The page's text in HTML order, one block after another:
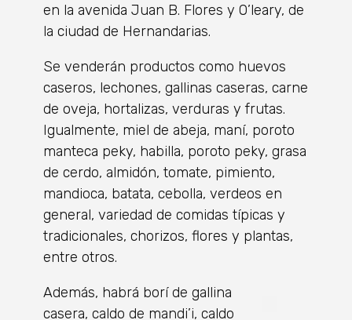
en la avenida Juan B. Flores y O’leary, de
la ciudad de Hernandarias.
Se venderán productos como huevos
caseros, lechones, gallinas caseras, carne
de oveja, hortalizas, verduras y frutas.
Igualmente, miel de abeja, maní, poroto
manteca peky, habilla, poroto peky, grasa
de cerdo, almidón, tomate, pimiento,
mandioca, batata, cebolla, verdeos en
general, variedad de comidas típicas y
tradicionales, chorizos, flores y plantas,
entre otros.
Además, habrá borí de gallina
casera, caldo de mandi’i, caldo